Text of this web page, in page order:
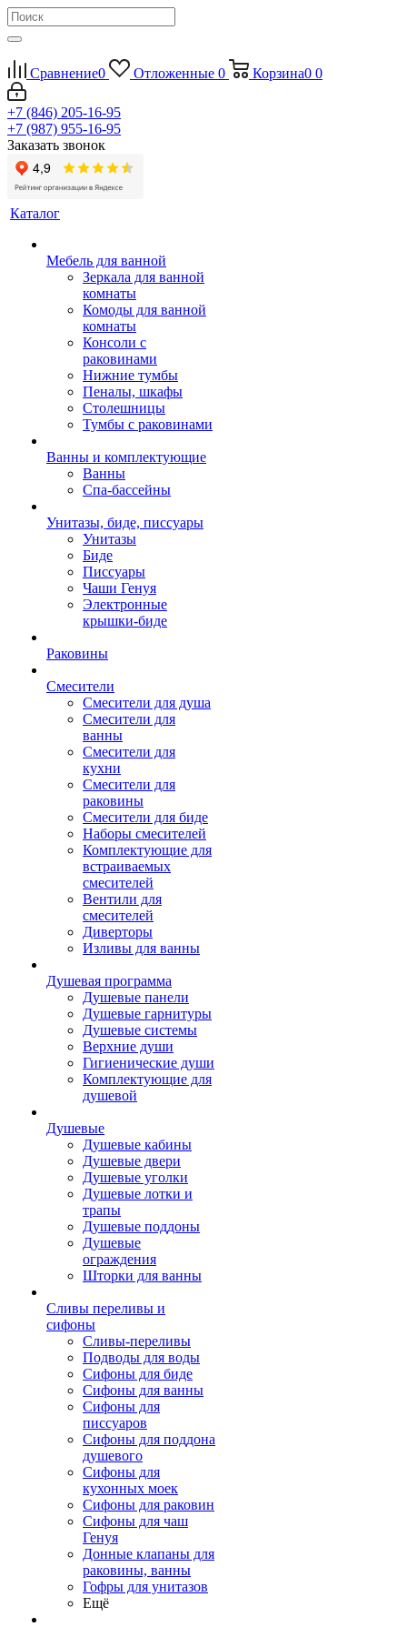
Сравнение0 Отложенные 0 Корзина0 0
+7 (846) 205-16-95
+7 (987) 955-16-95
Заказать звонок
Каталог
Мебель для ванной
Зеркала для ванной
комнаты
Комоды для ванной
комнаты
Консоли с
раковинами
Нижние тумбы
Пеналы, шкафы
Столешницы
Тумбы с раковинами
Ванны и комплектующие
Ванны
Спа-бассейны
Унитазы, биде, писсуары
Унитазы
Биде
Писсуары
Чаши Генуя
Электронные
крышки-биде
Раковины
Смесители
Смесители для душа
Смесители для
ванны
Смесители для
кухни
Смесители для
раковины
Смесители для биде
Наборы смесителей
Комплектующие для
встраиваемых
смесителей
Вентили для
смесителей
Диверторы
Изливы для ванны
Душевая программа
Душевые панели
Душевые гарнитуры
Душевые системы
Верхние души
Гигиенические души
Комплектующие для
душевой
Душевые
Душевые кабины
Душевые двери
Душевые уголки
Душевые лотки и
трапы
Душевые поддоны
Душевые
ограждения
Шторки для ванны
Сливы переливы и
сифоны
Сливы-переливы
Подводы для воды
Сифоны для биде
Сифоны для ванны
Сифоны для
писсуаров
Сифоны для поддона
душевого
Сифоны для
кухонных моек
Сифоны для раковин
Сифоны для чаш
Генуя
Донные клапаны для
раковины, ванны
Гофры для унитазов
Ещё